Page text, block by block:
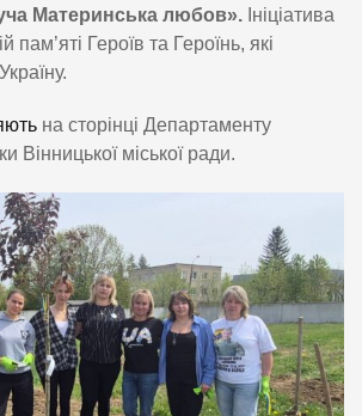
Материнська любов». Ініціатива
пам’яті Героїв та Героїнь, які
на сторінці Департаменту
Вінницької міської ради.